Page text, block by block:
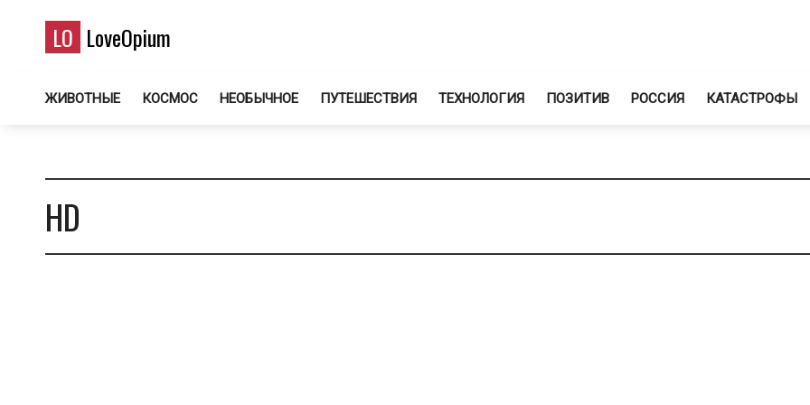
LO LoveOpium
ЖИВОТНЫЕ КОСМОС НЕОБЫЧНОЕ ПУТЕШЕСТВИЯ ТЕХНОЛОГИЯ ПОЗИТИВ РОССИЯ КАТАСТРОФЫ
HD